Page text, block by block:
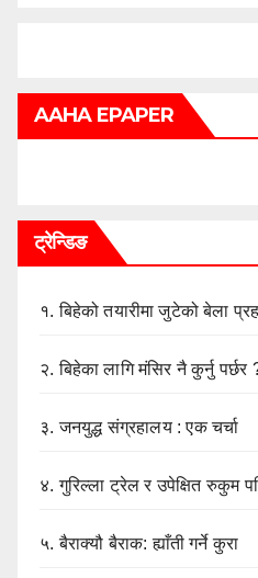
AAHA EPAPER
ट्रेन्डिङ
१.बिहेको तयारीमा जुटेको बेला
२.बिहेका लागि मंसिर नै कुर्नु पर्छर
३.जनयुद्ध संग्रहालय : एक चर्चा
४.गुरिल्ला ट्रेल र उपेक्षित रुकुम
५.बैराक्यौ बैराक: ह्याँती गर्ने कुरा